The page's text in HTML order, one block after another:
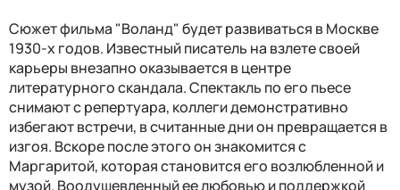
Сюжет фильма "Воланд" будет развиваться в Москве
1930-х годов. Известный писатель на взлете своей
карьеры внезапно оказывается в центре
литературного скандала. Спектакль по его пьесе
снимают с репертуара, коллеги демонстративно
избегают встречи, в считанные дни он превращается в
изгоя. Вскоре после этого он знакомится с
Маргаритой, которая становится его возлюбленной и
музой. Воодушевленный ее любовью и поддержкой